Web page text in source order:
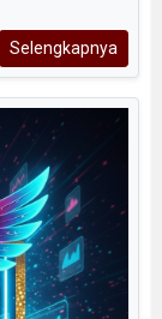
Selengkapnya